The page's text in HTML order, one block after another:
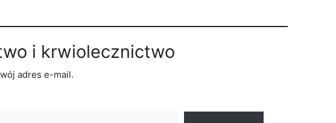
i krwiolecznictwo
adres e-mail.